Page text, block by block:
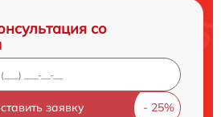
со
заявку